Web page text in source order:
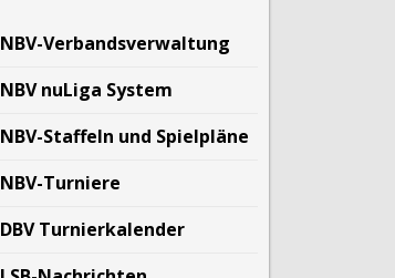
NBV-Verbandsverwaltung
NBV nuLiga System
NBV-Staffeln und Spielpläne
NBV-Turniere
DBV Turnierkalender